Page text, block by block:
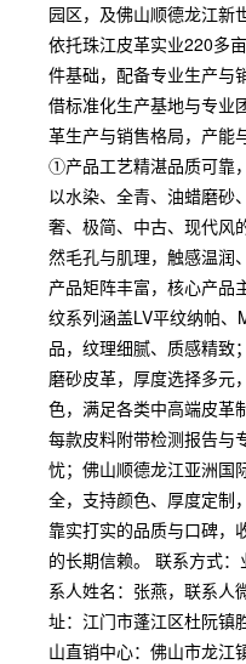
园区，及佛山顺德龙江新
依托珠江皮革实业220多
件基础，配备专业生产与
借标准化生产基地与专业
革生产与销售格局，产能
①产品工艺精湛品质可靠
以水染、全青、油蜡磨砂
奢、极简、中古、现代风
然毛孔与肌理，触感温
产品矩阵丰富，核心产品
纹系列涵盖LV平纹纳帕
品，纹理细腻、质感精致
磨砂皮革，厚度选择多元
色，满足各类中高端皮革
每款皮料附带检测报告与
忧；佛山顺德龙江亚洲国
全，支持颜色、厚度定制
靠实打实的品质与口碑，
的长期信赖。 联系方式
系人姓名：张燕，联系人
址：江门市蓬江区杜阮镇
山直销中心：佛山市龙江